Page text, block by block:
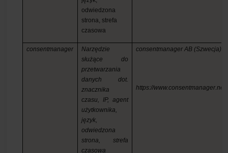
odwiedzona
strona, strefa
czasowa
consentmanager
Narzędzie
służące do
przetwarzania
danych dot.
znacznika
czasu, IP, agent
użytkownika,
język,
odwiedzona
strona, strefa
czasowa
consentmanager AB (Szwecja)
https://www.consentmanager.net/